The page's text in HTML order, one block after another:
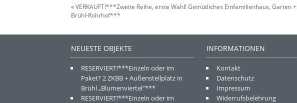
«VERKAUFT!***Zweite Reihe, erste Wahl! Gemütliches Einfamilienhaus, Garten
Brühl-Rohrhof***
NEUESTE OBJEKTE
RESERVIERT!***Einzeln oder im
Paket? 2 ZKBB + Außenstellplatz in
Brühl „Blumenviertel“***
RESERVIERT!***Einzeln oder im
INFORMATIONEN
Kontakt
Datenschutz
Impressum
Widerrufsbelehrung